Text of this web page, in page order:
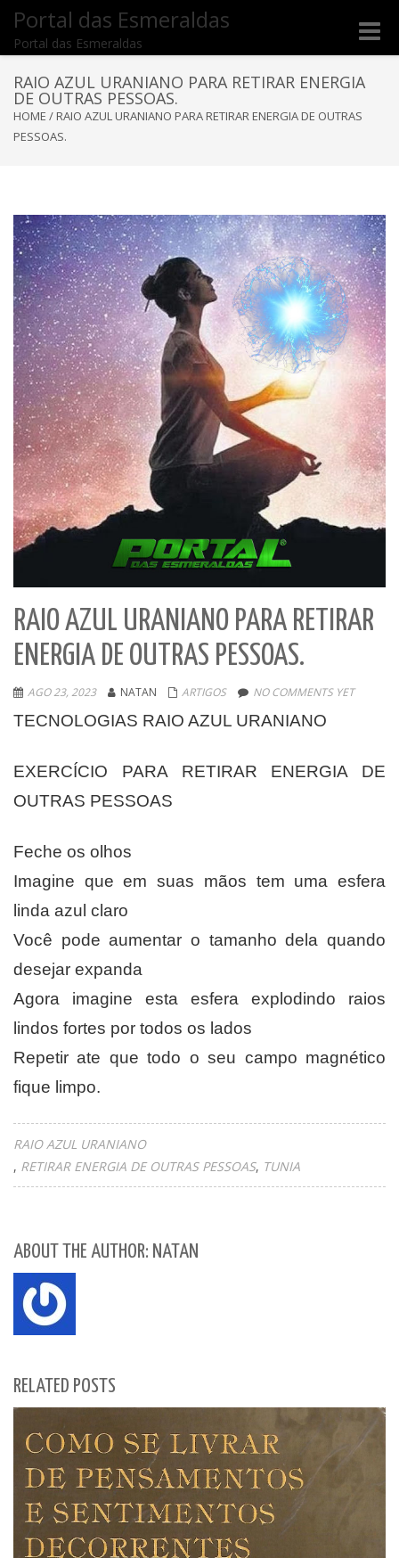
Portal das Esmeraldas
Portal das Esmeraldas
Toggle
RAIO AZUL URANIANO PARA RETIRAR ENERGIA
DE OUTRAS PESSOAS.
HOME / RAIO AZUL URANIANO PARA RETIRAR ENERGIA DE OUTRAS
PESSOAS.
RAIO AZUL URANIANO PARA RETIRAR
ENERGIA DE OUTRAS PESSOAS.
AGO 23, 2023 NATAN ARTIGOS NO COMMENTS YET
TECNOLOGIAS RAIO AZUL URANIANO
EXERCÍCIO PARA RETIRAR ENERGIA DE
OUTRAS PESSOAS
Feche os olhos
Imagine que em suas mãos tem uma esfera
linda azul claro
Você pode aumentar o tamanho dela quando
desejar expanda
Agora imagine esta esfera explodindo raios
lindos fortes por todos os lados
Repetir ate que todo o seu campo magnético
fique limpo.
RAIO AZUL URANIANO
RETIRAR ENERGIA DE OUTRAS PESSOAS TUNIA
ABOUT THE AUTHOR: NATAN
RELATED POSTS